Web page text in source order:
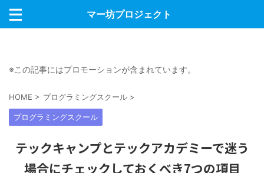
マー坊プロジェクト
※この記事にはプロモーションが含まれています。
HOME > プログラミングスクール >
プログラミングスクール
テックキャンプとテックアカデミーで迷う
場合にチェックしておくべき7つの項目